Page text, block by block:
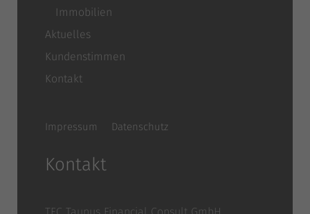
Immobilien
Aktuelles
Kundenstimmen
Kontakt
Impressum Datenschutz
Kontakt
TFC Taunus Financial Consult GmbH